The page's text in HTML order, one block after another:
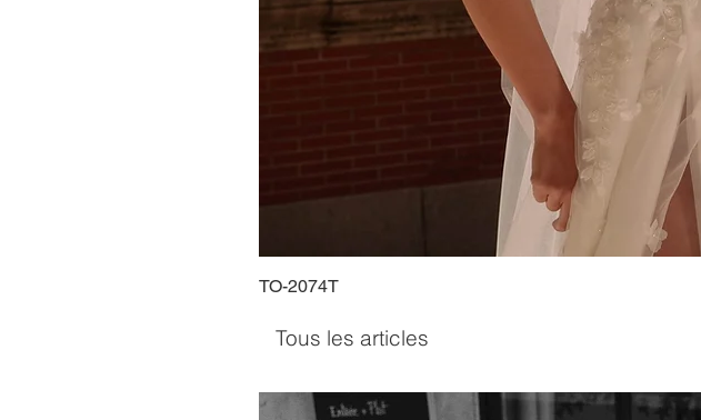
TO-2074T
Tous les articles